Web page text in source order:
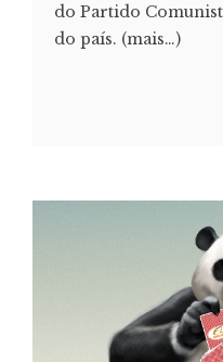
do Partido
do país. (mais…)